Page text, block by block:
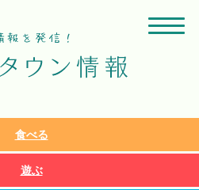
食べる
遊ぶ